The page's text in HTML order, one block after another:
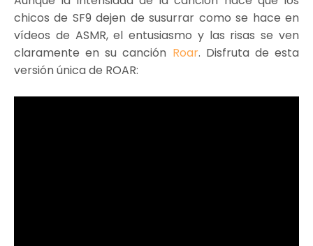
chicos de SF9 dejen de susurrar como se hace en
vídeos de ASMR, el entusiasmo y las risas se ven
claramente en su canción Roar. Disfruta de esta
versión única de ROAR: